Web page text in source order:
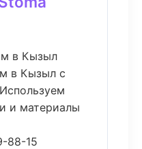
в Кызыл
в Кызыл с
и материалы
88-15